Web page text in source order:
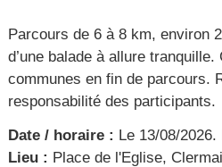
Parcours de 6 à 8 km, environ
d’une balade à allure
communes en fin de parcours.
responsabilité des participants.
Date / horaire : Le 13/08/
Lieu : Place de l'Eglise,